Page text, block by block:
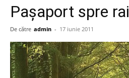
Paşaport spre rai
De către admin - 17 iunie 2011